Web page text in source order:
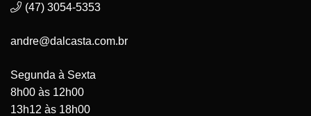
(47) 3054-5353
andre@dalcasta.com.br
Segunda à Sexta
8h00 às 12h00
13h12 às 18h00